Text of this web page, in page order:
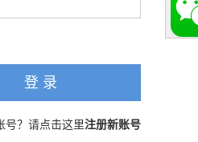
登 录
号？请点击这里注册新账号